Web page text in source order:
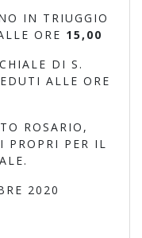
IN TRIUGGIO
ORE 15,00
DI S.
ALLE ORE
ROSARIO,
PROPRI PER IL
2020